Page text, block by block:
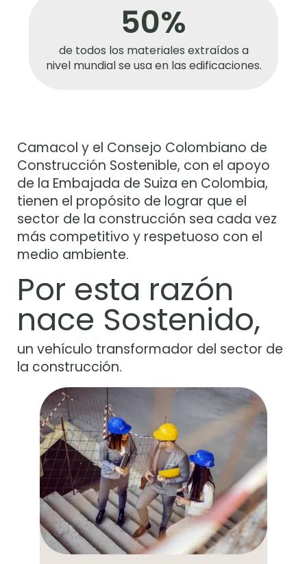
50%
de todos los materiales extraídos a
nivel mundial se usa en las edificaciones.
Camacol y el Consejo Colombiano de
Construcción Sostenible, con el apoyo
de la Embajada de Suiza en Colombia,
tienen el propósito de lograr que el
sector de la construcción sea cada vez
más competitivo y respetuoso con el
medio ambiente.
Por esta razón
nace Sostenido,
un vehículo transformador del sector de
la construcción.
Imagen